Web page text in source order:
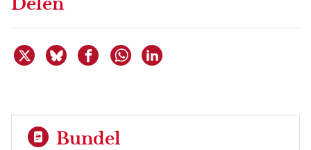
Delen
Deel dit item op X
Deel dit item op Bluesky
Deel dit item op Facebook
Delen via WhatsApp
Bundel